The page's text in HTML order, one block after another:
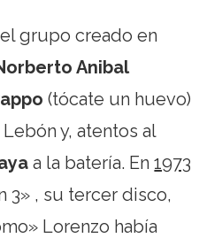
grupo creado en
Anibal
(tócate un huevo)
y, atentos al
a la batería. En1973
3» , su tercer disco,
Lorenzo había